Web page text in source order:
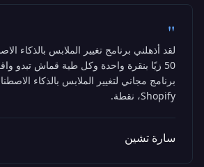
"
لقد أذهلني برنامج تغيير الملابس بالذكاء
50 زيًا بنقرة واحدة وكل طية قماش تبدو
برنامج مجاني لتغيير الملابس بالذكاء
Shopify، نقطة.
سارة تشين